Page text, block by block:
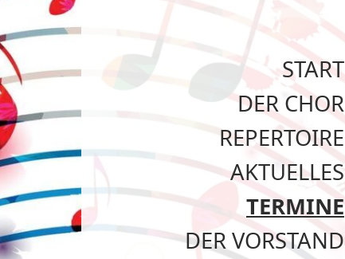
START
DER CHOR
REPERTOIRE
AKTUELLES
TERMINE
DER VORSTAND